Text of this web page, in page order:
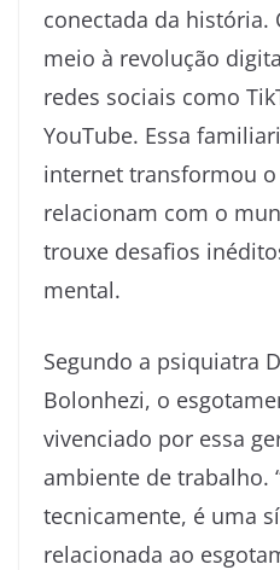
conectada da história.
meio à revolução
redes sociais como
YouTube. Essa
internet transformou
relacionam com o
trouxe desafios
mental.
Segundo a psiquiatra
Bolonhezi, o
vivenciado por essa
ambiente de trabalho.
tecnicamente, é uma
relacionada ao